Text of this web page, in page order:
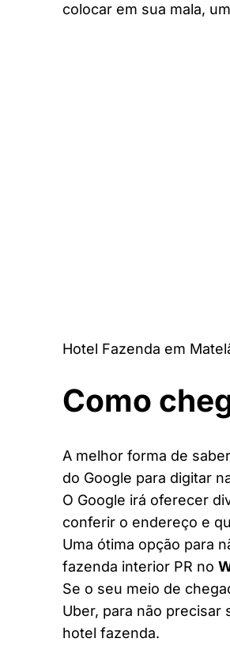
colocar em sua mala,
Hotel Fazenda em
Como
A melhor forma de
do Google para digitar
O Google irá oferecer
conferir o endereço e
Uma ótima opção para
fazenda interior PR no
Se o seu meio de
Uber, para não
hotel fazenda.